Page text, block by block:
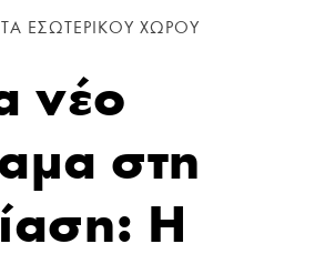
ΕΣΩΤΕΡΙΚΟΎ ΧΏΡΟΥ
νέο
στη
Η